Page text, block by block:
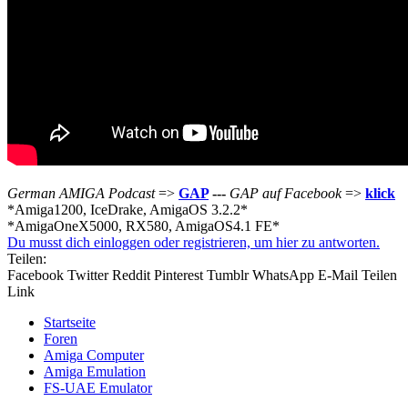
German AMIGA Podcast=> GAP--- GAP auf Facebook=> klick
*Amiga1200, IceDrake, AmigaOS 3.2.2*
*AmigaOneX5000, RX580, AmigaOS4.1 FE*
Du musst dich einloggen oder registrieren, um hier zu antworten.
Teilen:
Facebook Twitter Reddit Pinterest Tumblr WhatsApp E-Mail Teilen
Link
Startseite
Foren
Amiga Computer
Amiga Emulation
FS-UAE Emulator